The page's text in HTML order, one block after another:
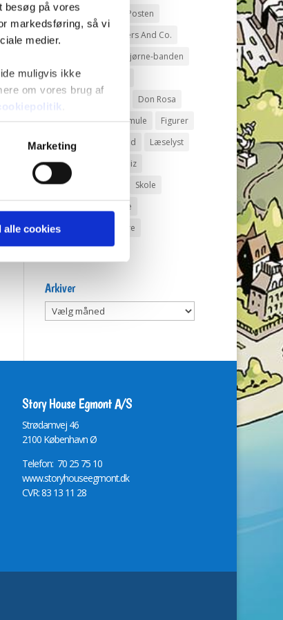
besøg på vores
markedsføring, så vi
medier.
muligvis ikke
om vores brug af
Marketing
alle cookies
Andeby
Andeby Posten
Anders And Co.
Bjørne-banden
Bøger
Dagens vittigheder
Don Rosa
Du Gådeste
Fedtmule
Figurer
IRL
Joakim von And
Læselyst
Mickey Mouse
Quiz
Rap og Rup
Skole
Tegnere
Tegnere og forfattere
Ugens Du gådeste
Arkiver
Arkiver
Story House Egmont A/S
Strødamvej 46
2100 København Ø
Telefon: 70 25 75 10
www.storyhouseegmont.dk
CVR: 83 13 11 28